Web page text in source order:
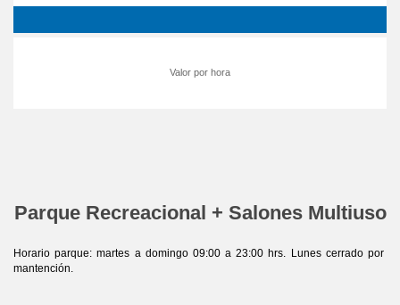
Valor por hora
Parque Recreacional + Salones Multiuso
Horario parque: martes a domingo 09:00 a 23:00 hrs. Lunes cerrado por
mantención.